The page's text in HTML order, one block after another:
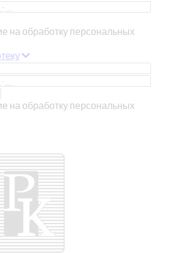
на обработку персональных
на обработку персональных